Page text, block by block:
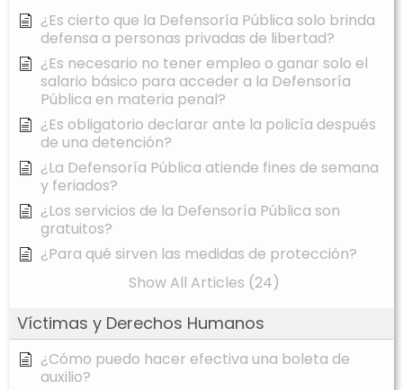
¿Es cierto que la Defensoría Pública solo brinda
defensa a personas privadas de libertad?
¿Es necesario no tener empleo o ganar solo el
salario básico para acceder a la Defensoría
Pública en materia penal?
¿Es obligatorio declarar ante la policía después
de una detención?
¿La Defensoría Pública atiende fines de semana
y feriados?
¿Los servicios de la Defensoría Pública son
gratuitos?
¿Para qué sirven las medidas de protección?
Show All Articles (24)
Víctimas y Derechos Humanos
¿Cómo puedo hacer efectiva una boleta de
auxilio?